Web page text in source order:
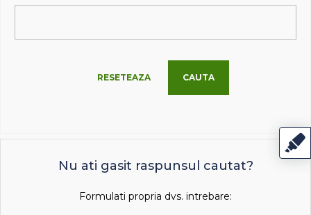
RESETEAZA CAUTA
Nu ati gasit raspunsul cautat?
Formulati propria dvs. intrebare: